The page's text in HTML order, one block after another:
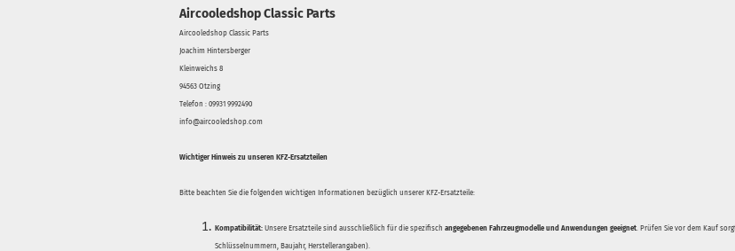
Aircooledshop Classic Parts
Aircooledshop Classic Parts
Joachim Hintersberger
Kleinweichs 8
94563 Otzing
Telefon : 09931 9992490
info@aircooledshop.com
Wichtiger Hinweis zu unseren KFZ-Ersatzteilen
Bitte beachten Sie die folgenden wichtigen Informationen bezüglich unserer KFZ-Ersatzteile:
Kompatibilität: Unsere Ersatzteile sind ausschließlich für die spezifisch angegebenen Fahrzeugmodelle und Anwendungen geeignet. Prüfen Sie vor dem Kauf
Schlüsselnummern, Baujahr, Herstellerangaben).